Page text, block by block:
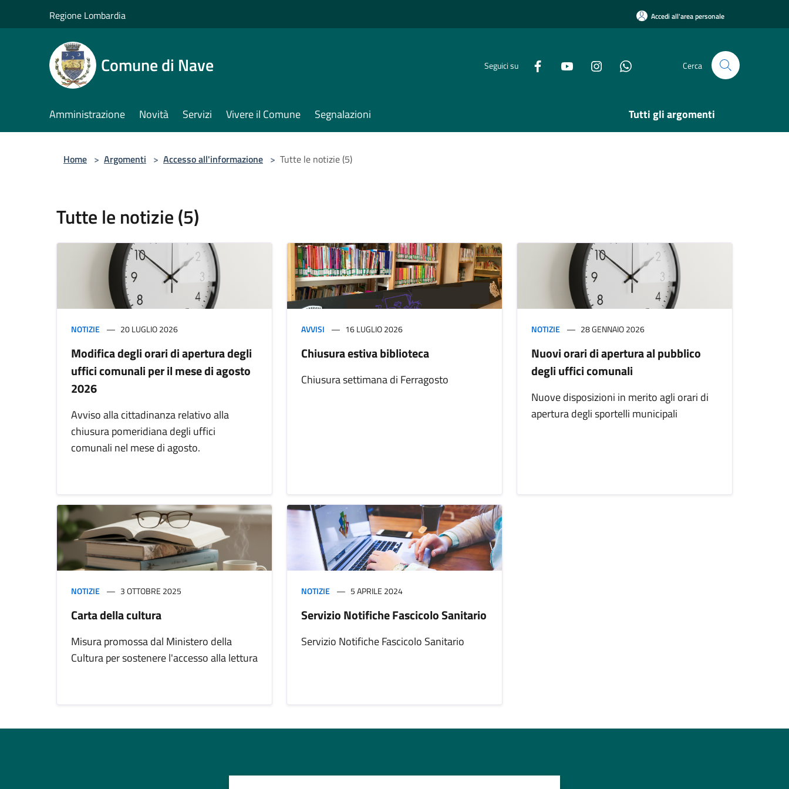
Regione Lombardia Accedi all'area personale
Comune di Nave Seguici su Cerca
Amministrazione Novità Servizi Vivere il Comune Segnalazioni Tutti gli argomenti
Home > Argomenti > Accesso all'informazione > Tutte le notizie (5)
Tutte le notizie (5)
NOTIZIE 20 LUGLIO 2026
Modifica degli orari di apertura degli
uffici comunali per il mese di agosto
2026
Avviso alla cittadinanza relativo alla
chiusura pomeridiana degli uffici
comunali nel mese di agosto.
AVVISI 16 LUGLIO 2026
Chiusura estiva biblioteca
Chiusura settimana di Ferragosto
NOTIZIE 28 GENNAIO 2026
Nuovi orari di apertura al pubblico
degli uffici comunali
Nuove disposizioni in merito agli orari di
apertura degli sportelli municipali
NOTIZIE 3 OTTOBRE 2025
Carta della cultura
Misura promossa dal Ministero della
Cultura per sostenere l'accesso alla lettura
NOTIZIE 5 APRILE 2024
Servizio Notifiche Fascicolo Sanitario
Servizio Notifiche Fascicolo Sanitario